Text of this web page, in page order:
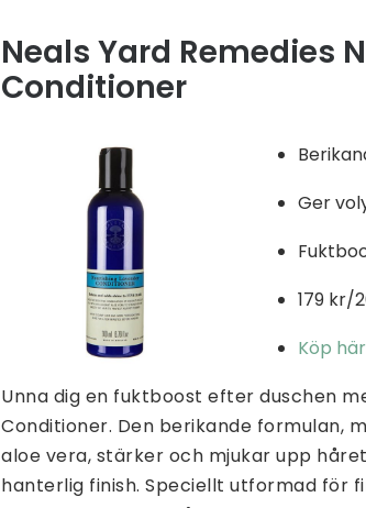
Neals Yard Remedies
Conditioner
Ger
179 kr/
Köp här
Unna dig en fuktboost efter duschen
Conditioner. Den berikande formulan,
aloe vera, stärker och mjukar upp
hanterlig finish. Speciellt utformad för